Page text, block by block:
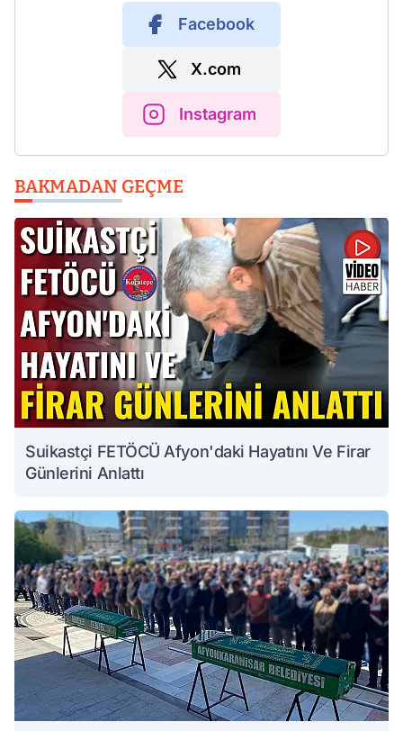
Facebook
X.com
Instagram
BAKMADAN GEÇME
Suikastçi FETÖCÜ Afyon'daki Hayatını Ve Firar
Günlerini Anlattı